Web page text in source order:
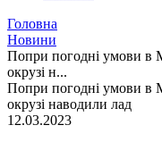
Головна
Новини
Попри погодні умови в
окрузі н...
Попри погодні умови в
окрузі наводили лад
12.03.2023